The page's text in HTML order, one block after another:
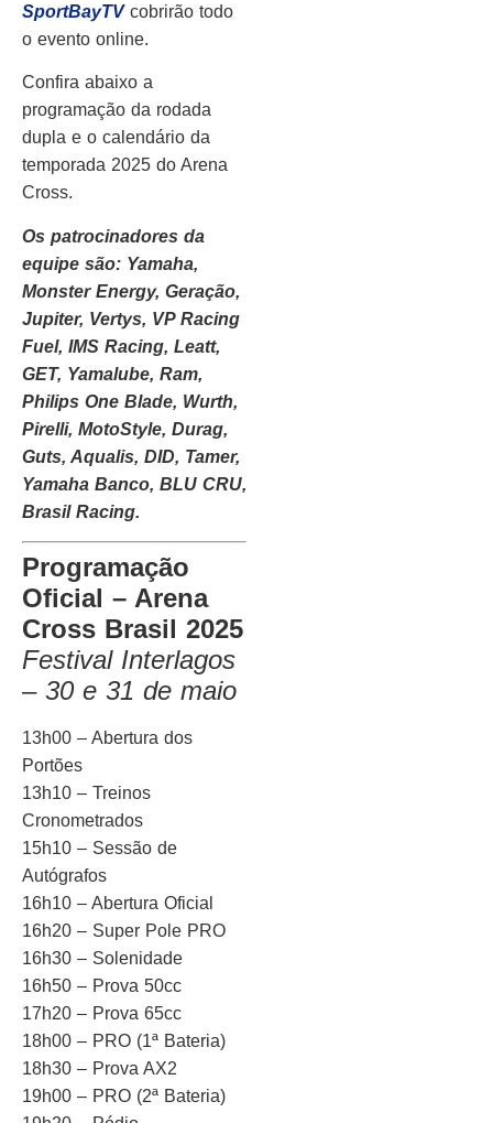
SportBayTVcobrirão todo
o evento online.
Confira abaixo a
programação da rodada
dupla e o calendário da
temporada 2025 do Arena
Cross.
Os patrocinadores da
equipe são: Yamaha,
Monster Energy, Geração,
Jupiter, Vertys, VP Racing
Fuel, IMS Racing, Leatt,
GET, Yamalube, Ram,
Philips One Blade, Wurth,
Pirelli, MotoStyle, Durag,
Guts, Aqualis, DID, Tamer,
Yamaha Banco, BLU CRU,
Brasil Racing.
Programação
Oficial – Arena
Cross Brasil 2025
Festival Interlagos
– 30 e 31 de maio
13h00 – Abertura dos
Portões
13h10 – Treinos
Cronometrados
15h10 – Sessão de
Autógrafos
16h10 – Abertura Oficial
16h20 – Super Pole PRO
16h30 – Solenidade
16h50 – Prova 50cc
17h20 – Prova 65cc
18h00 – PRO (1ª Bateria)
18h30 – Prova AX2
19h00 – PRO (2ª Bateria)